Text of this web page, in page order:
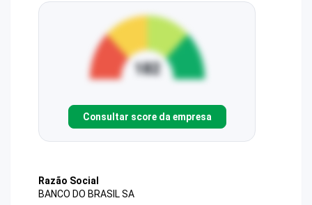
Consultar score da empresa
Razão Social
BANCO DO BRASIL SA